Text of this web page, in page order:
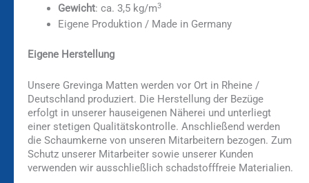
Gewicht: ca. 3,5 kg/m3
Eigene Produktion / Made in Germany
Eigene Herstellung
Unsere Grevinga Matten werden vor Ort in Rheine /
Deutschland produziert. Die Herstellung der Bezüge
erfolgt in unserer hauseigenen Näherei und unterliegt
einer stetigen Qualitätskontrolle. Anschließend werden
die Schaumkerne von unseren Mitarbeitern bezogen. Zum
Schutz unserer Mitarbeiter sowie unserer Kunden
verwenden wir ausschließlich schadstofffreie Materialien.